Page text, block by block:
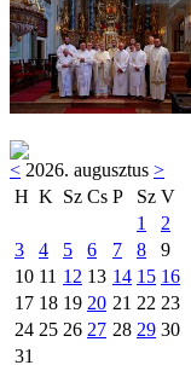
< 2026. augusztus >
H K Sz Cs P Sz V
1
2
3
4 5 6 7 8
9
10 11 12 13 14 15 16
17 18 19 20 21 22 23
24 25 26 27 28 29 30
31